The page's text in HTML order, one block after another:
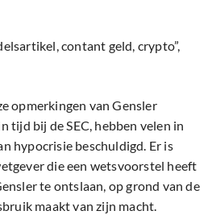
contant geld, crypto”,
opmerkingen van Gensler
tijd bij de SEC, hebben velen in
hypocrisie beschuldigd. Er is
die een wetsvoorstel heeft
te ontslaan, op grond van de
maakt van zijn macht.